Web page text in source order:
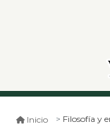
Inicio Filosofía y